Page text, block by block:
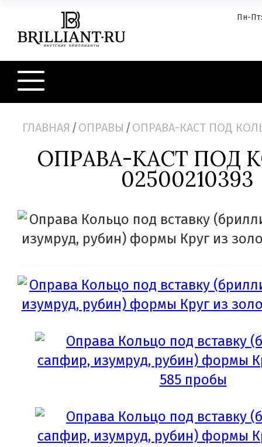
Пн-
ГЛАВНАЯ / ОПРАВЫ / ОПРАВА-КАСТ ПОД
ОПРАВА-КАСТ ПОД
02500210393